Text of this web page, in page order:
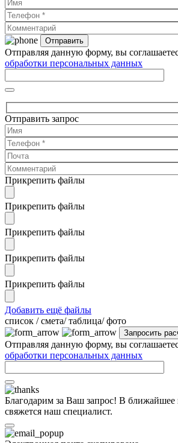
Отправляя данную форму, вы
обработки персональных данных
Отправить запрос
Прикрепить файлы
Прикрепить файлы
Прикрепить файлы
Прикрепить файлы
Прикрепить файлы
Добавить ещё файлы
cписок / смета/ таблица/ фото
Отправляя данную форму, вы
обработки персональных данных
Благодарим за Ваш запрос! В ближайшее
свяжется наш специалист.